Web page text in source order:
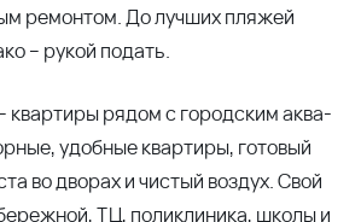
ремонтом. До лучших пляжей
– рукой подать.
квартиры рядом с городским аква-
удобные квартиры, готовый
во дворах и чистый воздух. Свой
ТЦ, поликлиника, школы и